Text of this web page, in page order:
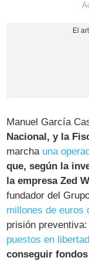
Manuel García
Nacional, y la
marcha una
que, según la
la empresa Zed
fundador del
millones de euros
prisión preventiva:
puestos en libertad
conseguir